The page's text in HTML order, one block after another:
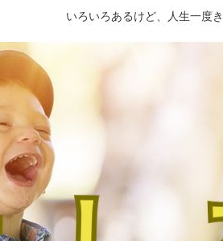
いろいろあるけど、人生一度